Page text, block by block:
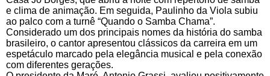
e clima de animação. Em seguida, Paulinho da Viola subiu
ao palco com a turnê “Quando o Samba Chama”.
Considerado um dos principais nomes da história do samba
brasileiro, o cantor apresentou clássicos da carreira em um
espetáculo marcado pela elegância musical e pela conexão
com diferentes gerações.